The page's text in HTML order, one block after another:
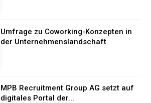
Umfrage zu Coworking-Konzepten in
der Unternehmenslandschaft
MPB Recruitment Group AG setzt auf
digitales Portal der...